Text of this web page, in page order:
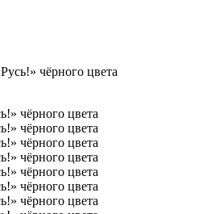
чёрного цвета